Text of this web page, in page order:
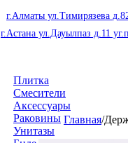
г.Алматы ул.Тимирязева
г.Астана ул.Дауылпаз д.11
Плитка
Смесители
Аксессуары
Раковины
Унитазы
Главная/